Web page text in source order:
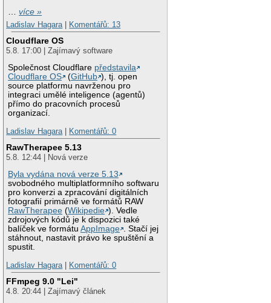
…více »
Ladislav Hagara| Komentářů: 13
Cloudflare OS
5.8. 17:00 | Zajímavý software
Společnost Cloudflare představila
Cloudflare OS
(GitHub ), tj. open
source platformu navrženou pro
integraci umělé inteligence (agentů)
přímo do pracovních procesů
organizací.
Ladislav Hagara| Komentářů: 0
RawTherapee 5.13
5.8. 12:44 | Nová verze
Byla vydána nová verze 5.13
svobodného multiplatformního softwaru
pro konverzi a zpracování digitálních
fotografií primárně ve formátů RAW
RawTherapee (Wikipedie ). Vedle
zdrojových kódů je k dispozici také
balíček ve formátuAppImage . Stačí jej
stáhnout, nastavit právo ke spuštění a
spustit.
Ladislav Hagara| Komentářů: 0
FFmpeg 9.0 "Lei"
4.8. 20:44 | Zajímavý článek